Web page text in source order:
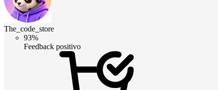
The_code_store
93%
Feedback positivo